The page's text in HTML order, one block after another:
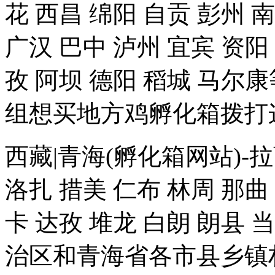
花 西昌 绵阳 自贡 彭州
广汉 巴中 泸州 宜宾 资
孜 阿坝 德阳 稻城 马尔
组想买地方鸡孵化箱拨打
西藏|青海(孵化箱网站)-
洛扎 措美 仁布 林周 那
卡 达孜 堆龙 白朗 朗县
治区和青海省各市县乡